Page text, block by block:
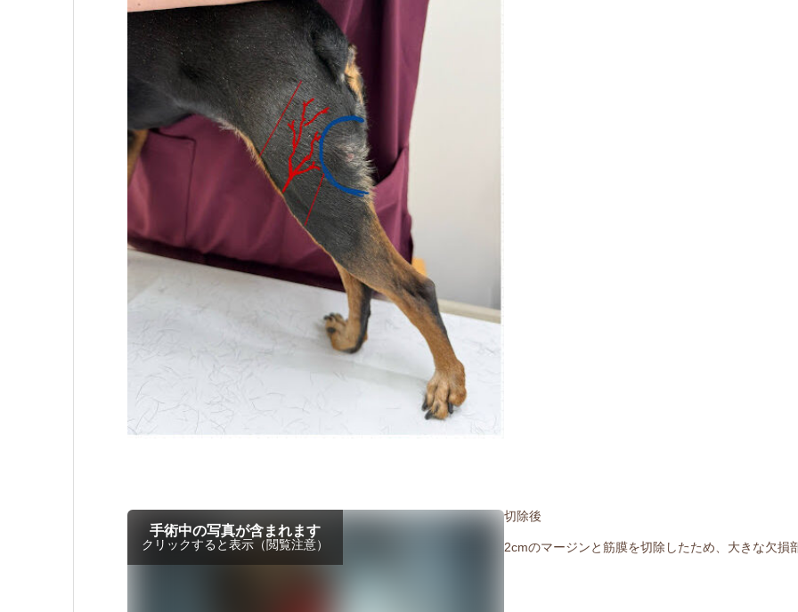
手術中の写真が含まれます
クリックすると表示（閲覧注意）
切除後
2cmのマージンと筋膜を切除したため、大きな欠損